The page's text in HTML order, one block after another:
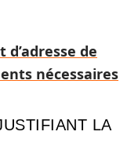
d’adresse de
nécessaires
LA